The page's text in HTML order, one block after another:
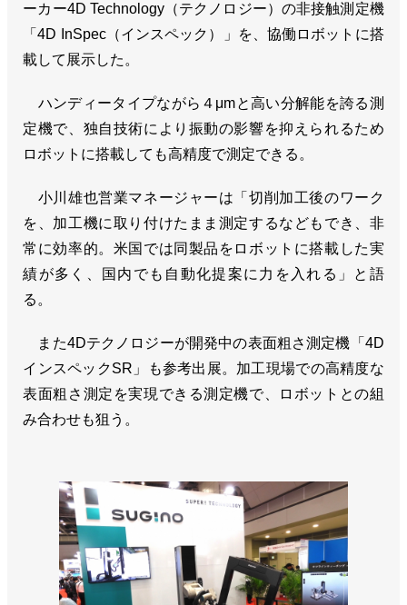
ーカー4D Technology（テクノロジー）の非接触測定機
「4D InSpec（インスペック）」を、協働ロボットに搭
載して展示した。
ハンディータイプながら４μmと高い分解能を誇る測
定機で、独自技術により振動の影響を抑えられるため
ロボットに搭載しても高精度で測定できる。
小川雄也営業マネージャーは「切削加工後のワーク
を、加工機に取り付けたまま測定するなどもでき、非
常に効率的。米国では同製品をロボットに搭載した実
績が多く、国内でも自動化提案に力を入れる」と語
る。
また4Dテクノロジーが開発中の表面粗さ測定機「4D
インスペックSR」も参考出展。加工現場での高精度な
表面粗さ測定を実現できる測定機で、ロボットとの組
み合わせも狙う。